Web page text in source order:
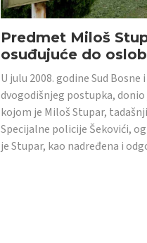
Predmet Miloš
osuđujuće do
U julu 2008. godine Sud
dvogodišnjeg postupka,
kojom je Miloš Stupar,
Specijalne policije Šekovići,
je Stupar, kao nadređena i